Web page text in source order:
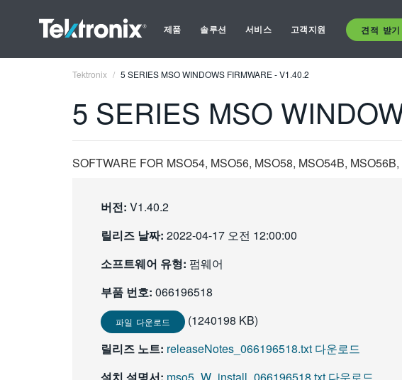
제품 솔루션 서비스 고객지원 견적 받기
Tektronix 5 SERIES MSO WINDOWS FIRMWARE - V1.40.2
5 SERIES MSO
SOFTWARE FOR MSO54, MSO56, MSO58, MSO54B,
버전: V1.40.2
릴리즈 날짜: 2022-04-17 오전 12:00:00
소프트웨어 유형: 펌웨어
부품 번호: 066196518
파일 다운로드
(1240198 KB)
릴리즈 노트: releaseNotes_066196518.txt 다운로드